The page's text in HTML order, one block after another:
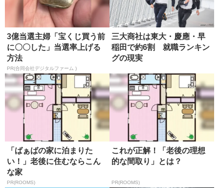
3億当選主婦「宝くじ買う前
に〇〇した」当選率上げる
方法
PR(合同会社デジタルファーム )
三大商社は東大・慶應・早
稲田で約6割 就職ランキン
グの現実
「ばぁばの家に泊まりた
い！」老後に住むならこん
な家
PR(ROOMS)
これが正解！「老後の理想
的な間取り」とは？
PR(ROOMS)